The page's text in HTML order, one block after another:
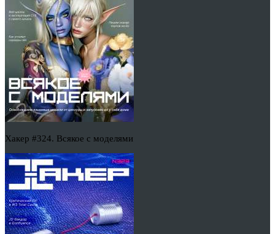
Хакер #324. Всякое с моделями